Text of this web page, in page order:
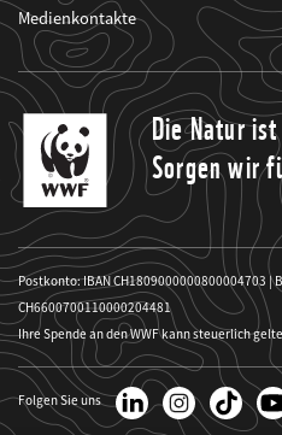
Medienkontakte
Die Natur
Sorgen wir
Postkonto: IBAN CH1809000000800004703 |
CH6600700110000204481
Ihre Spende an den WWF kann steuerlich
Folgen Sie uns